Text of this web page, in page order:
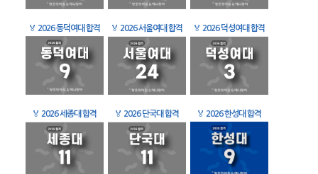
🏅 2026 동덕여대 합격 🏅 2026 서울여대 합격 🏅 2026 덕성여대 합격
🏅 2026 세종대 합격 🏅 2026 단국대 합격 🏅 2026 한성대 합격